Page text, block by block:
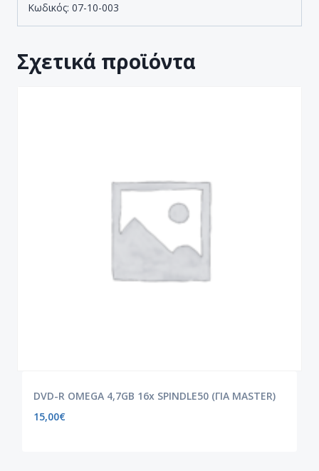
Κωδικός: 07-10-003
Σχετικά προϊόντα
DVD-R OMEGA 4,7GB 16x SPINDLE50 (ΓΙΑ MASTER)
15,00€